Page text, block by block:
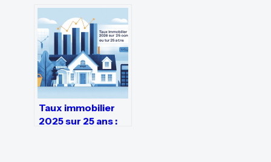
comment l’utiliser
pour vos projets
immobiliers
Taux immobilier
2025 sur 25 ans :